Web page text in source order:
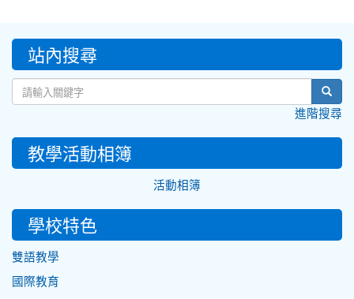
::: 站內搜尋
進階搜尋
教學活動相簿
活動相簿
學校特色
雙語教學
國際教育